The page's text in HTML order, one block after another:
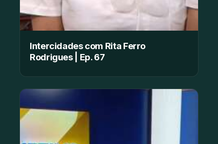
Intercidades com Rita Ferro
Rodrigues | Ep. 67